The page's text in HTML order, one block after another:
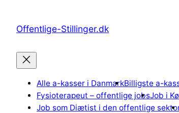
indholdOffentlige-Stillinger.dk
Alle a-kasser i DanmarkBilligste a-
Fysioterapeut – offentlige jobsJob i
Job som Diætist i den offentlige